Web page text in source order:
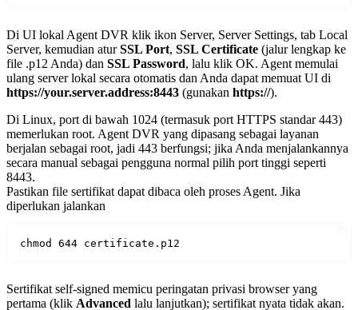
Di UI lokal Agent DVR klik ikon Server, Server Settings, tab Local
Server, kemudian aturSSL Port, SSL Certificate (jalur lengkap ke
file .p12 Anda) dan SSL Password, lalu klik OK. Agent memulai
ulang server lokal secara otomatis dan Anda dapat memuat UI di
https://your.server.address:8443 (gunakan https://).
Di Linux, port di bawah 1024 (termasuk port HTTPS standar 443)
memerlukan root. Agent DVR yang dipasang sebagai layanan
berjalan sebagai root, jadi 443 berfungsi; jika Anda menjalankannya
secara manual sebagai pengguna normal pilih port tinggi seperti
8443.
Pastikan file sertifikat dapat dibaca oleh proses Agent. Jika
diperlukan jalankan
chmod 644 certificate.p12
Sertifikat self-signed memicu peringatan privasi browser yang
pertama (klik Advanced lalu lanjutkan); sertifikat nyata tidak akan.